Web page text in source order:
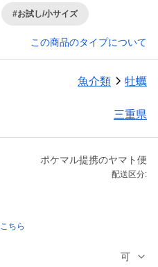
#お試し/小サイズ
この商品のタイプについて
魚介類 牡蠣
三重県
ポケマル提携のヤマト便
配送区分:
ちら
可